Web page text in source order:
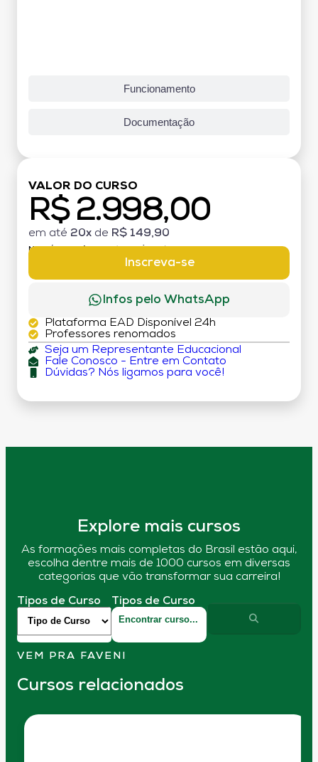
Funcionamento
Documentação
VALOR DO CURSO
R$ 2.998,00
em até 20x de R$ 149,90
MATRÍCULA:
Inscreva-se
Infos pelo WhatsApp
Plataforma EAD Disponível 24h
Professores renomados
Seja um Representante Educacional
Fale Conosco - Entre em Contato
Dúvidas? Nós ligamos para você!
Explore mais cursos
As formações mais completas do Brasil estão aqui,
escolha dentre mais de 1000 cursos em diversas
categorias que vão transformar sua carreira!
Tipos de Curso Tipos de Curso
VEM PRA FAVENI
Cursos relacionados